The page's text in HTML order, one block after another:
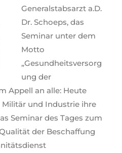
Generalstabsarzt a.D.
Dr. Schoeps, das
Seminar unter dem
Motto
„Gesundheitsversorg
ung der
Appell an alle: Heute
und Industrie ihre
Seminar des Tages zum
der Beschaffung